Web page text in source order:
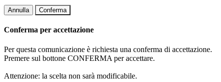
Annulla Conferma
Conferma per accettazione
Per questa comunicazione è richiesta una conferma di accettazione.
Premere sul bottone CONFERMA per accettare.
Attenzione: la scelta non sarà modificabile.